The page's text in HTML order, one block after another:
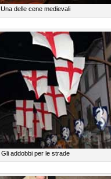
Una delle cene medievali
Gli addobbi per le strade